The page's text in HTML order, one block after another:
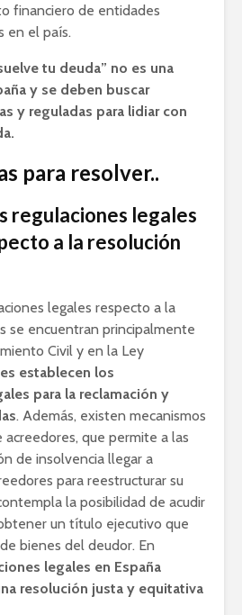
financiero de entidades
en el país.
tu deuda” no es una
y se deben buscar
y reguladas para lidiar con
para resolver..
regulaciones legales
a la resolución
legales respecto a la
se encuentran principalmente
Civil y en la Ley
establecen los
para la reclamación y
. Además, existen mecanismos
acreedores, que permite a las
de insolvencia llegar a
para reestructurar su
la posibilidad de acudir
un título ejecutivo que
bienes del deudor. En
legales en España
resolución justa y equitativa